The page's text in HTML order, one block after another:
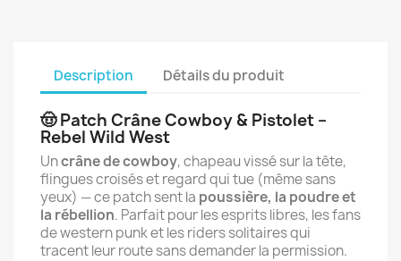
Description Détails du produit
🤠 Patch Crâne Cowboy & Pistolet –
Rebel Wild West
Uncrâne de cowboy, chapeau vissé sur la tête,
flingues croisés et regard qui tue (même sans
yeux) — ce patch sent la poussière, la poudre et
la rébellion. Parfait pour les esprits libres, les fans
de western punk et les riders solitaires qui
tracent leur route sans demander la permission.